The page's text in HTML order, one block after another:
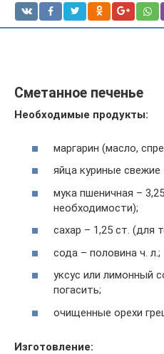
Сметанное печенье
Необходимые продукты:
маргарин (масло,
яйца куриные свежие
мука пшеничная –
необходимости);
сахар – 1,25 ст. (для
сода – половина ч. л.;
уксус или лимонный
погасить;
очищенные орехи
Изготовление: